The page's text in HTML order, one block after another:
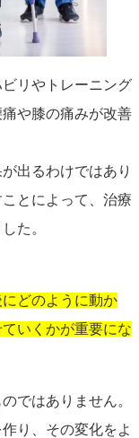
リやトレーニング
や膝の痛みが改善
出るわけではあり
とによって、治療
た。
どのように動か
いくかが重要にな
ではありません。
り、その変化をよ